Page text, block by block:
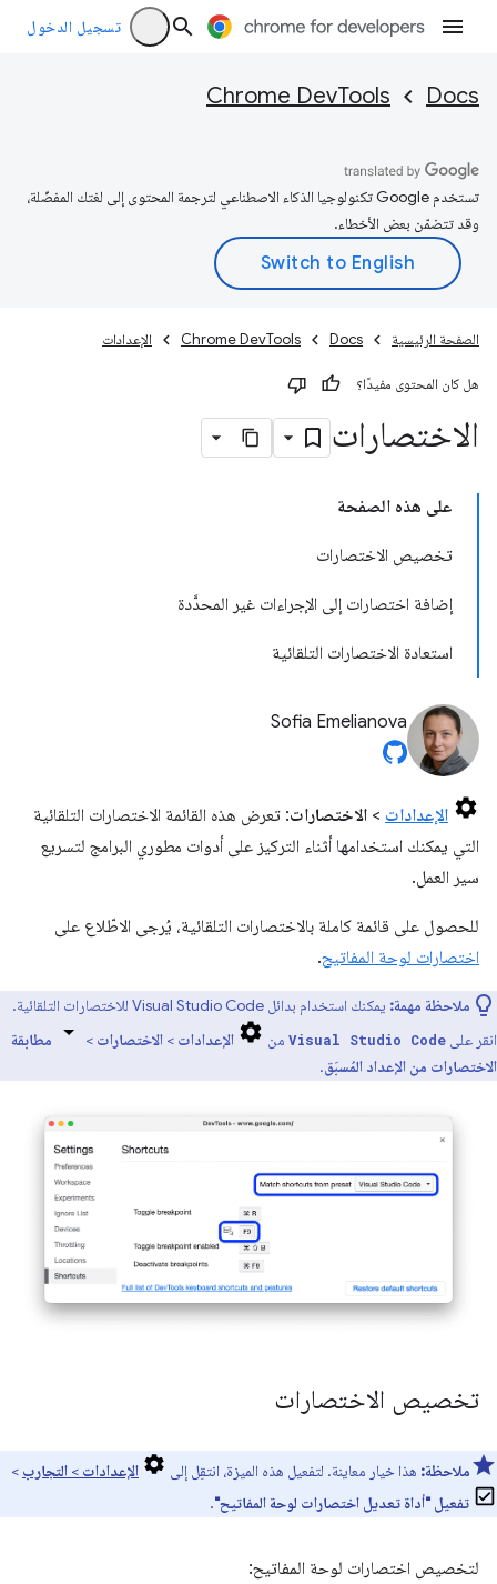
تسجيل الدخول
Docs
Chrome DevTools
تستخدم Google تكنولوجيا الذكاء الاصطناعي لترجمة المحتوى إلى لغتك المفضّلة،
وقد تتضمّن بعض الأخطاء.
الصفحة الرئيسية Docs
Chrome DevTools الإعدادات
هل كان المحتوى مفيدًا؟
الاختصارات
على هذه الصفحة
تخصيص الاختصارات
إضافة اختصارات إلى الإجراءات غير المحدَّدة
استعادة الاختصارات التلقائية
Sofia Emelianova
الإعدادات > الاختصارات: تعرض هذه القائمة الاختصارات التلقائية
التي يمكنك استخدامها أثناء التركيز على أدوات مطوري البرامج لتسريع
سير العمل.
للحصول على قائمة كاملة بالاختصارات التلقائية، يُرجى الاطّلاع على
اختصارات لوحة المفاتيح.
ملاحظة مهمة:
يمكنك استخدام بدائل Visual Studio Code للاختصارات التلقائية.
انقر على Visual Studio Code من الإعدادات > الاختصارات >
مطابقة
الاختصارات من الإعداد المُسبَق.
تخصيص الاختصارات
ملاحظة: هذا خيار معاينة. لتفعيل هذه الميزة، انتقِل إلى الإعدادات > التجارب >
تفعيل "أداة تعديل اختصارات لوحة المفاتيح".
لتخصيص اختصارات لوحة المفاتيح: